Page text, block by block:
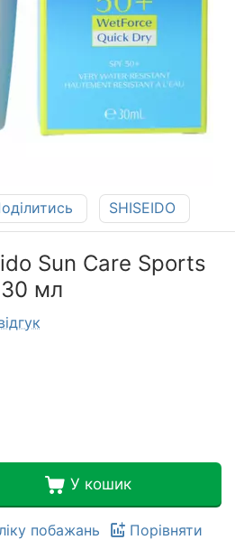
SHISEIDO
Sun Care Sports
мл
У кошик
побажань
Порівняти